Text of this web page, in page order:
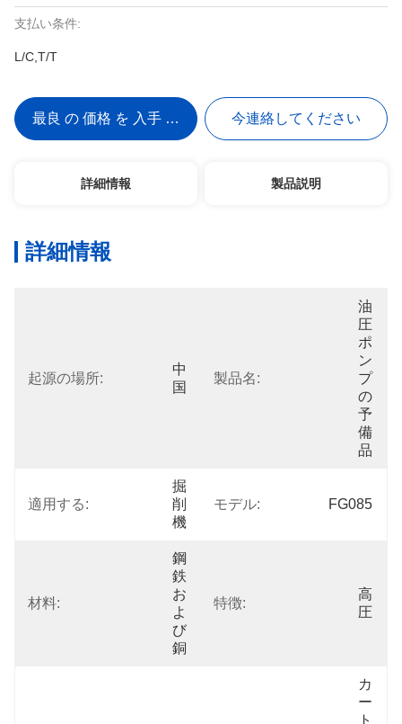
支払い条件:
L/C,T/T
最良 の 価格 を 入手 する 今連絡してください
詳細情報 製品説明
詳細情報
起源の場所:
中
国
製品名:
油
圧
ポ
ン
プ
の
予
備
品
適用する:
掘
削
機
モデル: FG085
材料:
鋼
鉄
お
よ
び
銅
特徴:
高
圧
カ
ー
ト